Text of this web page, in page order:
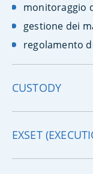
monitoraggio
gestione dei
regolamento
CUSTODY
EXSET